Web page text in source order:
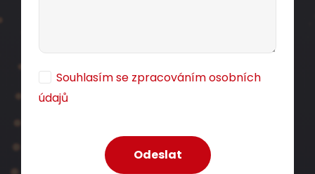
Souhlasím se zpracováním osobních
údajů